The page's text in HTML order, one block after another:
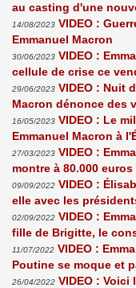
au casting d'une
14/08/2023 VIDEO :
Emmanuel Macron
30/06/2023 VIDEO :
cellule de crise ce
29/06/2023 VIDEO : Nuit
Macron dénonce des
16/05/2023 VIDEO : Le
Emmanuel Macron à
27/03/2023 VIDEO :
montre à 80.000
09/09/2022 VIDEO :
elle avec les
02/09/2022 VIDEO :
fille de Brigitte, le
11/07/2022 VIDEO :
Poutine se moque et
26/04/2022 VIDEO : Voici